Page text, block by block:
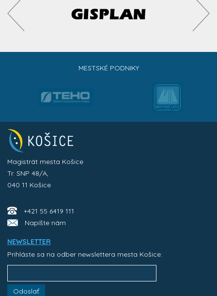
MESTSKÉ PODNIKY
Magistrát mesta Košice
Tr. SNP 48/A,
040 11 Košice
+421 55 6419 111
Napíšte nám
NEWSLETTER
Prihláste sa na odber newslettera mesta Košice:
Odoslať